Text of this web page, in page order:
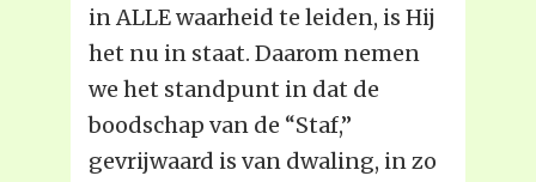
in ALLE waarheid te leiden, is Hij
het nu in staat. Daarom nemen
we het standpunt in dat de
boodschap van de “Staf,”
gevrijwaard is van dwaling, in zo